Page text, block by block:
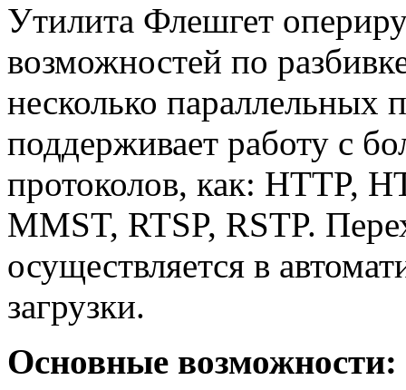
Утилита Флешгет
возможностей по
несколько параллельных
поддерживает работу с
протоколов, как: HTTP,
MMST, RTSP, RSTP.
осуществляется в
загрузки.
Основные возможности: